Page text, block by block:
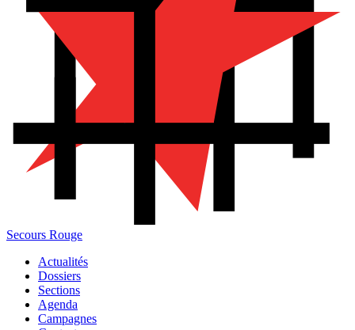
Secours Rouge
Actualités
Dossiers
Sections
Agenda
Campagnes